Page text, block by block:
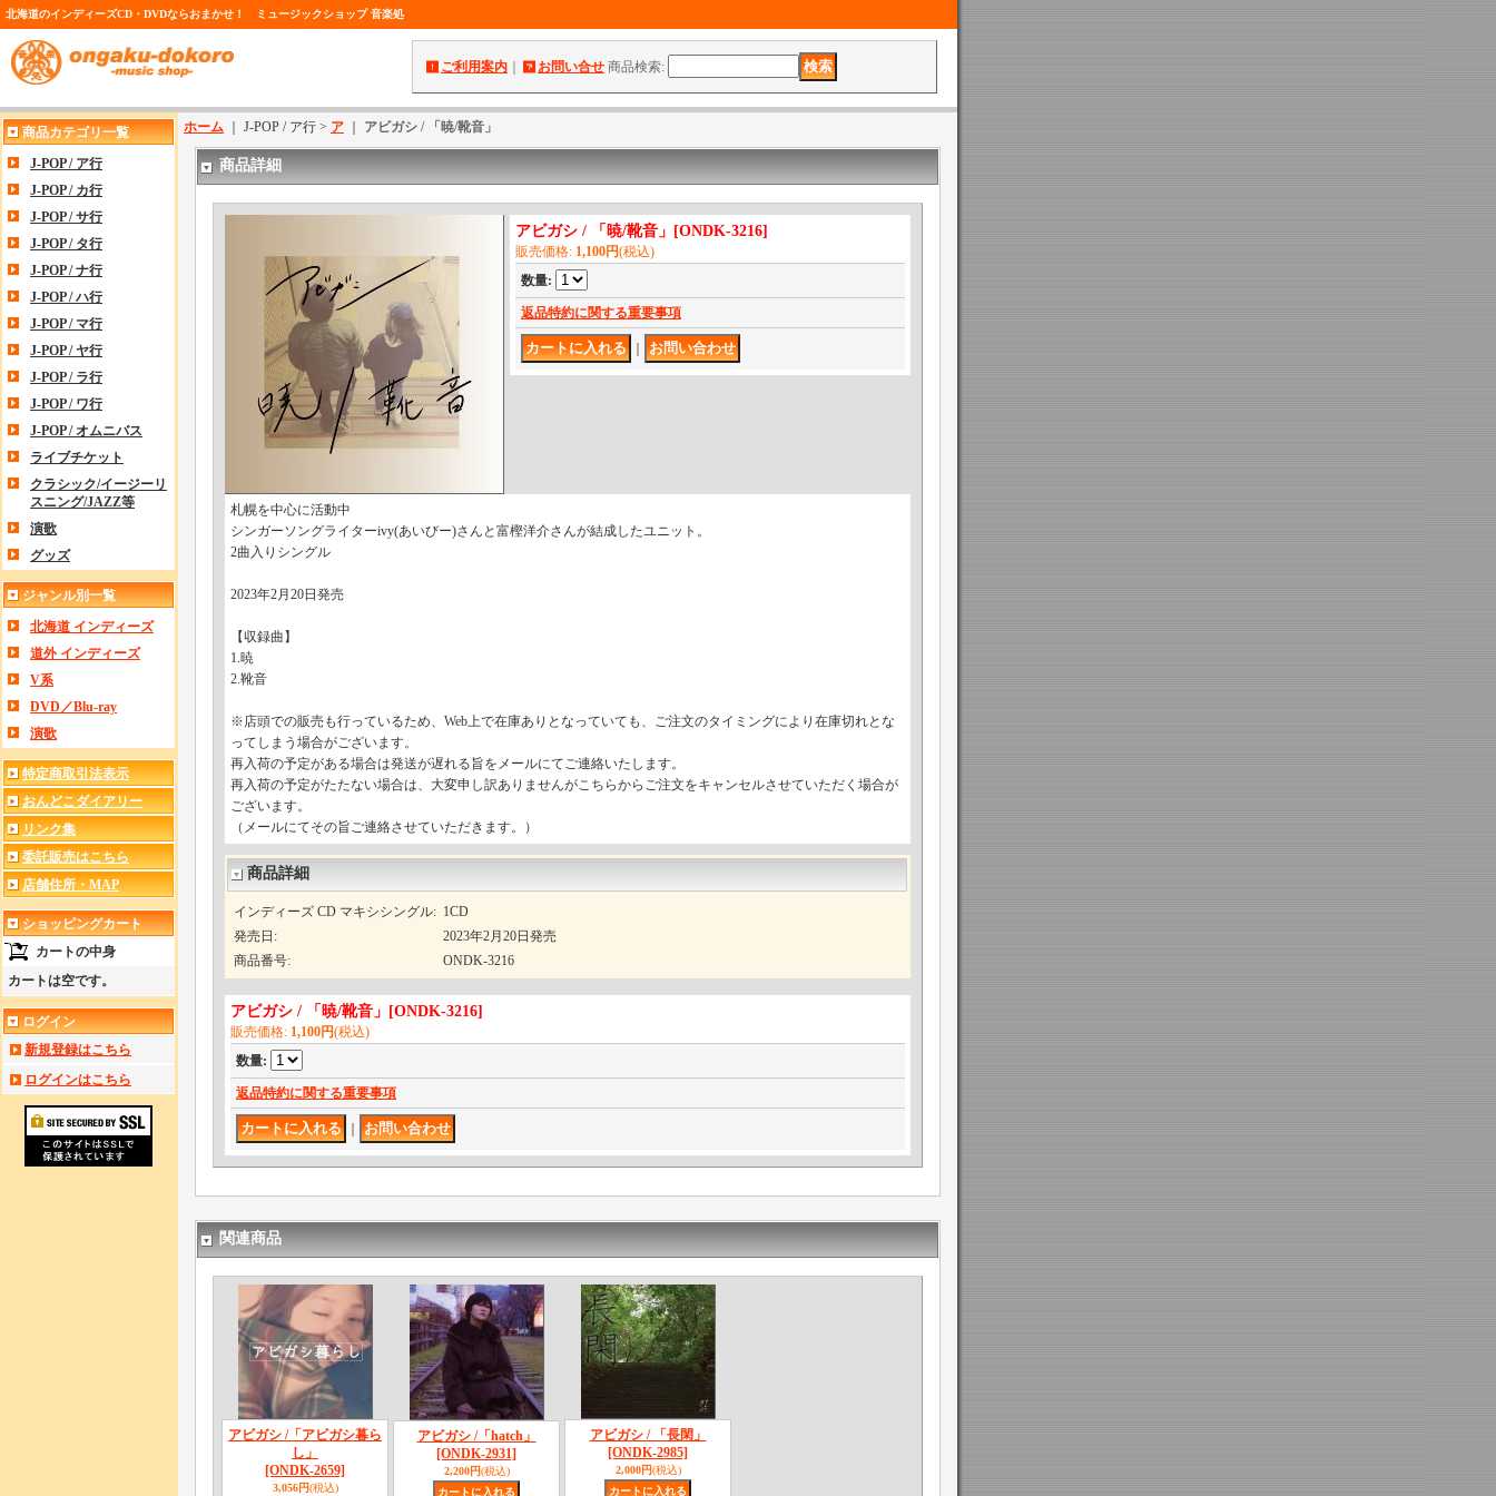
北海道のインディーズCD・DVDならおまかせ！ ミュージックショップ 音楽処
ご利用案内 お問い合せ 商品検索:
商品カテゴリ一覧
J-POP / ア行
J-POP / カ行
J-POP / サ行
J-POP / タ行
J-POP / ナ行
J-POP / ハ行
J-POP / マ行
J-POP / ヤ行
J-POP / ラ行
J-POP / ワ行
J-POP / オムニバス
ライブチケット
クラシック/イージーリ
スニング/JAZZ等
演歌
グッズ
ジャンル別一覧
北海道 インディーズ
道外 インディーズ
V系
DVD／Blu-ray
演歌
特定商取引法表示
おんどこダイアリー
リンク集
委託販売はこちら
店舗住所・MAP
ショッピングカート
カートの中身
カートは空です。
ログイン
新規登録はこちら
ログインはこちら
ホーム ｜ J-POP / ア行 > ア アビガシ / 「暁/靴音」
商品詳細
アビガシ / 「暁/靴音」 [ONDK-3216]
販売価格: 1,100円(税込)
数量:
返品特約に関する重要事項
札幌を中心に活動中
シンガーソングライターivy(あいびー)さんと富樫洋介さんが結成したユニット。
2曲入りシングル
2023年2月20日発売
【収録曲】
1.暁
2.靴音
※店頭での販売も行っているため、Web上で在庫ありとなっていても、ご注文のタイミングにより在庫切れとな
ってしまう場合がございます。
再入荷の予定がある場合は発送が遅れる旨をメールにてご連絡いたします。
再入荷の予定がたたない場合は、大変申し訳ありませんがこちらからご注文をキャンセルさせていただく場合が
ございます。
（メールにてその旨ご連絡させていただきます。）
商品詳細
インディーズ CD マキシシングル: 1CD
発売日 :
2023年2月20日発売
商品番号: ONDK-3216
アビガシ / 「暁/靴音」 [ONDK-3216]
販売価格: 1,100円(税込)
数量:
返品特約に関する重要事項
関連商品
アビガシ /「アビガシ暮ら
し」
[ONDK-2659]
3,056円(税込)
アビガシ /「hatch」
[ONDK-2931]
2,200円(税込)
アビガシ / 「長閑」
[ONDK-2985]
2,000円(税込)